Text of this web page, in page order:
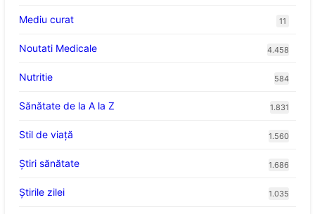
Mediu curat 11
Noutati Medicale 4.458
Nutritie 584
Sănătate de la A la Z 1.831
Stil de viaţă 1.560
Ştiri sănătate 1.686
Știrile zilei 1.035